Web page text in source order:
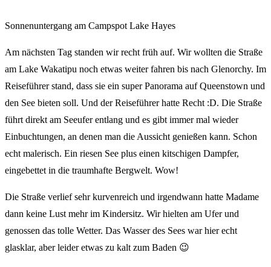
Sonnenuntergang am Campspot Lake Hayes
Am nächsten Tag standen wir recht früh auf. Wir wollten die Straße
am Lake Wakatipu noch etwas weiter fahren bis nach Glenorchy. Im
Reiseführer stand, dass sie ein super Panorama auf Queenstown und
den See bieten soll. Und der Reiseführer hatte Recht :D. Die Straße
führt direkt am Seeufer entlang und es gibt immer mal wieder
Einbuchtungen, an denen man die Aussicht genießen kann. Schon
echt malerisch. Ein riesen See plus einen kitschigen Dampfer,
eingebettet in die traumhafte Bergwelt. Wow!
Die Straße verlief sehr kurvenreich und irgendwann hatte Madame
dann keine Lust mehr im Kindersitz. Wir hielten am Ufer und
genossen das tolle Wetter. Das Wasser des Sees war hier echt
glasklar, aber leider etwas zu kalt zum Baden 😉